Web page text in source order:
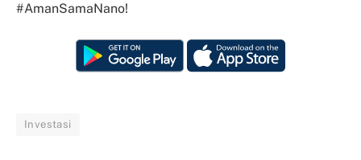
#AmanSamaNano!
Investasi